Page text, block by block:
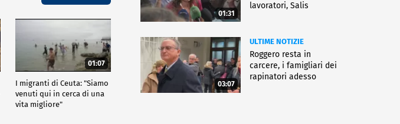
01:07
I migranti di Ceuta: "Siamo
venuti qui in cerca di una
vita migliore"
01:31
lavoratori, Salis
03:07
ULTIME NOTIZIE
Roggero resta in
carcere, i famigliari dei
rapinatori adesso